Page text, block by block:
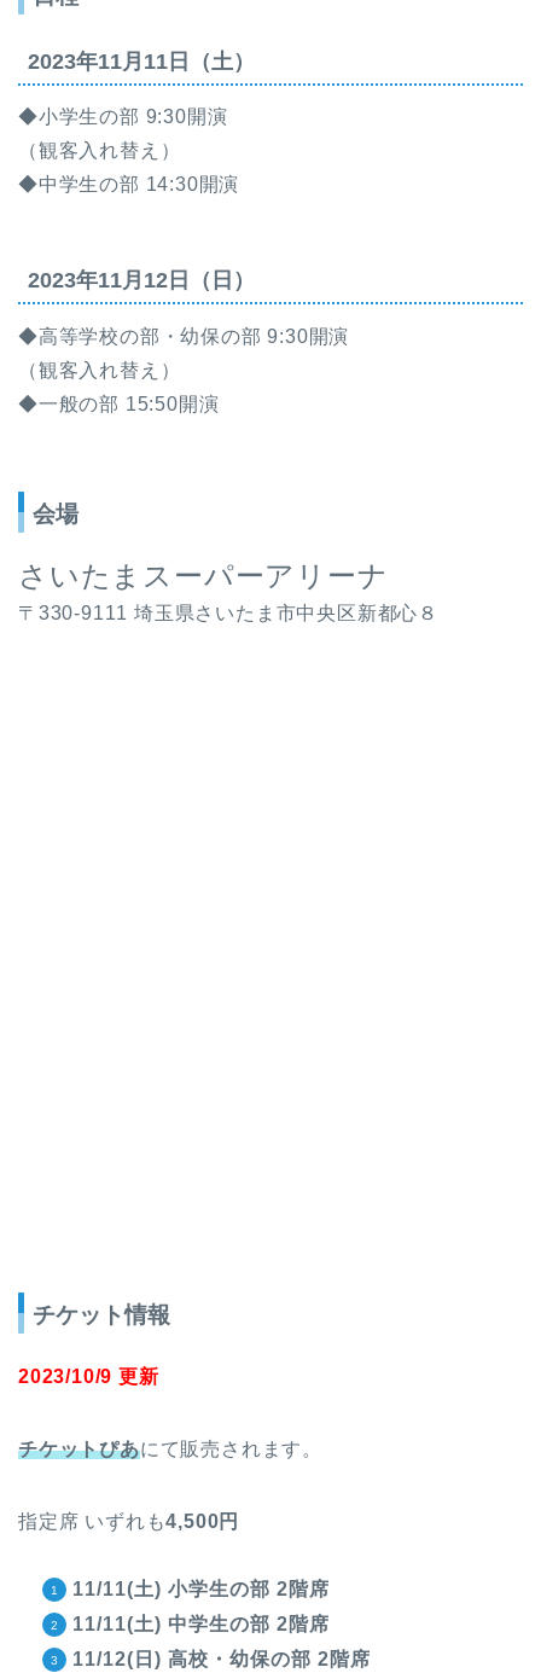
2023年11月11日（土）
◆小学生の部 9:30開演
（観客入れ替え）
◆中学生の部 14:30開演
2023年11月12日（日）
◆高等学校の部・幼保の部 9:30開演
（観客入れ替え）
◆一般の部 15:50開演
会場
さいたまスーパーアリーナ
〒330-9111 埼玉県さいたま市中央区新都心８
チケット情報
2023/10/9 更新
チケットぴあにて販売されます。
指定席 いずれも4,500円
11/11(土) 小学生の部 2階席
11/11(土) 中学生の部 2階席
11/12(日) 高校・幼保の部 2階席